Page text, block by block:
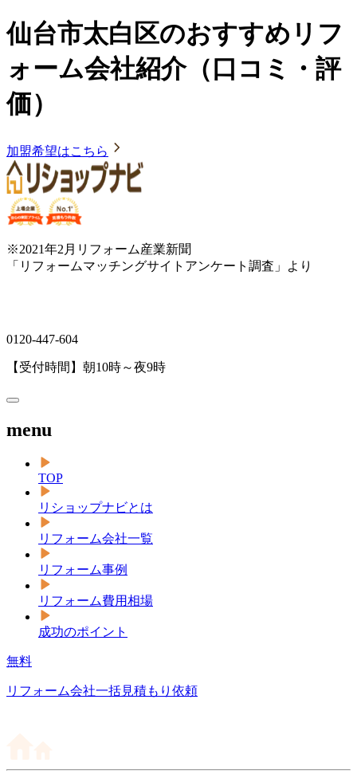
仙台市太白区のおすすめリフ
ォーム会社紹介（口コミ・評
価）
加盟希望はこちら
※2021年2月リフォーム産業新聞
「リフォームマッチングサイトアンケート調査」より
0120-447-604
【受付時間】朝10時～夜9時
menu
TOP
リショップナビとは
リフォーム会社一覧
リフォーム事例
リフォーム費用相場
成功のポイント
無料
リフォーム会社一括見積もり依頼